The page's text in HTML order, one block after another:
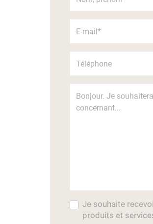
Je souhaite
produits et